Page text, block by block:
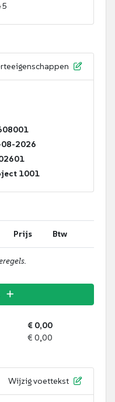
2026
1001
Prijs Btw
€ 0,00
€ 0,00
Wijzig voettekst